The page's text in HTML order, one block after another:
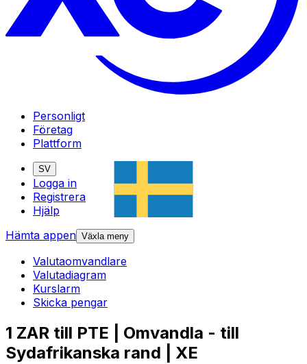
Personligt
Företag
Plattform
SV
Logga in
Registrera
Hjälp
Hämta appen Växla meny
Valutaomvandlare
Valutadiagram
Kurslarm
Skicka pengar
1 ZAR till PTE | Omvandla - till
Sydafrikanska rand | XE